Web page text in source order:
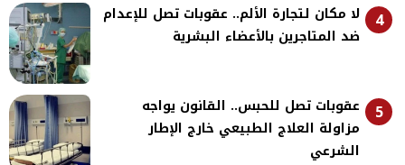
4
لا مكان لتجارة الألم.. عقوبات تصل للإعدام
ضد المتاجرين بالأعضاء البشرية
5
عقوبات تصل للحبس.. القانون يواجه
مزاولة العلاج الطبيعي خارج الإطار
الشرعي